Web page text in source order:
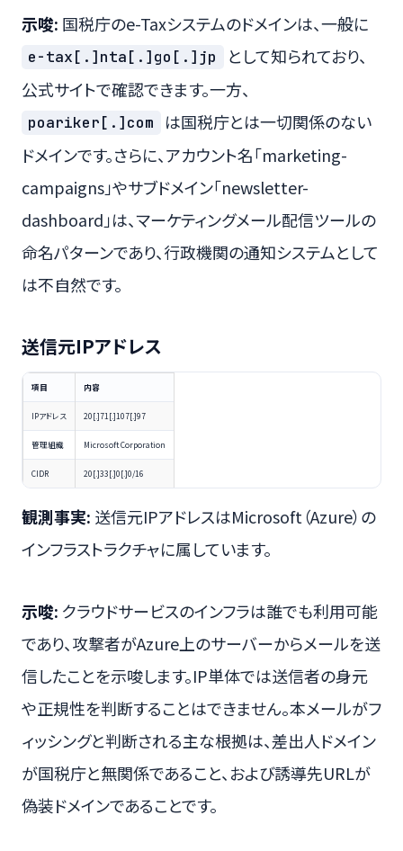
示唆: 国税庁のe-Taxシステムのドメインは、一般に
e-tax[.]nta[.]go[.]jp
として知られており、
公式サイトで確認できます。一方、
poariker[.]com
は国税庁とは一切関係のない
ドメインです。さらに、アカウント名「marketing-
campaigns」やサブドメイン「newsletter-
dashboard」は、マーケティングメール配信ツールの
命名パターンであり、行政機関の通知システムとして
は不自然です。
送信元IPアドレス
項目 内容
IPアドレス 20[.]71[.]107[.]97
管理組織 Microsoft Corporation
CIDR 20[.]33[.]0[.]0/16
観測事実: 送信元IPアドレスはMicrosoft（Azure）の
インフラストラクチャに属しています。
示唆: クラウドサービスのインフラは誰でも利用可能
であり、攻撃者がAzure上のサーバーからメールを送
信したことを示唆します。IP単体では送信者の身元
や正規性を判断することはできません。本メールがフ
ィッシングと判断される主な根拠は、差出人ドメイン
が国税庁と無関係であること、および誘導先URLが
偽装ドメインであることです。